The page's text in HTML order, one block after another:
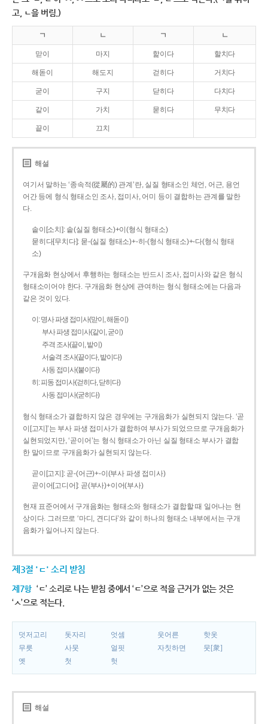
고, ㄴ을 버림.)
ㄱ ㄴ ㄱ ㄴ
맏이 마지 핥이다 할치다
해돋이 해도지 걷히다 거치다
굳이 구지 닫히다 다치다
같이 가치 묻히다 무치다
끝이 끄치
해설
여기서 말하는 ‘종속적(從屬的) 관계’란, 실질 형태소인 체언, 어근, 용언
어간 등에 형식 형태소인 조사, 접미사, 어미 등이 결합하는 관계를 말한
다.
솥이[소치]: 솥(실질 형태소)+이(형식 형태소)
묻히다[무치다]: 묻­-(실질 형태소)+­-히­-(형식 형태소)+-다(형식 형태
소)
구개음화 현상에서 후행하는 형태소는 반드시 조사, 접미사와 같은 형식
형태소이어야 한다. 구개음화 현상에 관여하는 형식 형태소에는 다음과
같은 것이 있다.
이: 명사 파생 접미사(맏이, 해돋이)
부사 파생 접미사(같이, 굳이)
주격 조사(끝이, 밭이)
서술격 조사(끝이다, 밭이다)
사동 접미사(붙이다)
히: 피동 접미사(걷히다, 닫히다)
사동 접미사(굳히다)
형식 형태소가 결합하지 않은 경우에는 구개음화가 실현되지 않는다. ‘곧
이[고지]’는 부사 파생 접미사가 결합하여 부사가 되었으므로 구개음화가
실현되었지만, ‘곧이어’는 형식 형태소가 아닌 실질 형태소 부사가 결합
한 말이므로 구개음화가 실현되지 않는다.
곧이[고지]: 곧-­(어근)+­-이(부사 파생 접미사)
곧이어[고디어]: 곧(부사)+이어(부사)
현재 표준어에서 구개음화는 형태소와 형태소가 결합할 때 일어나는 현
상이다. 그러므로 ‘마디, 견디다’와 같이 하나의 형태소 내부에서는 구개
음화가 일어나지 않는다.
제3절 'ㄷ' 소리 받침
제7항 ‘ㄷ’ 소리로 나는 받침 중에서 ‘ㄷ’으로 적을 근거가 없는 것은
‘ㅅ’으로 적는다.
덧저고리 돗자리 엇셈 웃어른
핫옷
무릇
사뭇 얼핏 자칫하면
뭇[衆]
옛
첫 헛
해설